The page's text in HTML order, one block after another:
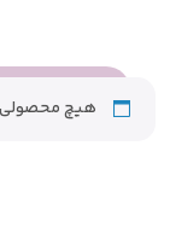
هیچ